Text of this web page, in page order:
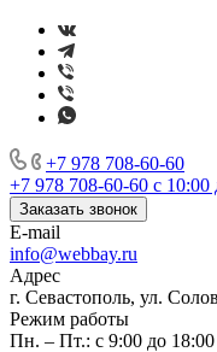
+7 978 708-60-60
+7 978 708-60-60 c 10:00
Заказать звонок
E-mail
info@webbay.ru
Адрес
г. Севастополь, ул.
Режим работы
Пн. – Пт.: с 9:00 до 18:00